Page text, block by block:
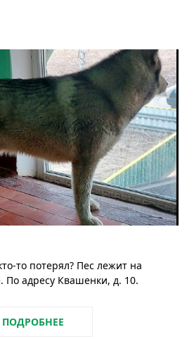
то потерял? Пес лежит на
По адресу Квашенки, д. 10.
ПОДРОБНЕЕ